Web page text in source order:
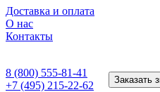
Доставка и оплата
О нас
Контакты
8 (800) 555-81-41
+7 (495) 215-22-62
Заказать